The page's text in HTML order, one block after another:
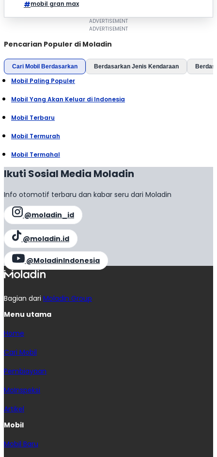
mobil gran max
Pencarian Populer di Moladin
Cari Mobil Berdasarkan Berdasarkan Jenis Kendaraan
Mobil Paling Populer
Mobil Yang Akan Keluar di Indonesia
Mobil Terbaru
Mobil Termurah
Mobil Termahal
Ikuti Sosial Media Moladin
Info otomotif terbaru dan kabar seru dari Moladin
@moladin_id
@moladin.id
@MoladinIndonesia
Bagian dari Moladin Group
Menu utama
Home
Cari Mobil
Pembiayaan
MoInspeksi
Artikel
Mobil
Mobil Baru